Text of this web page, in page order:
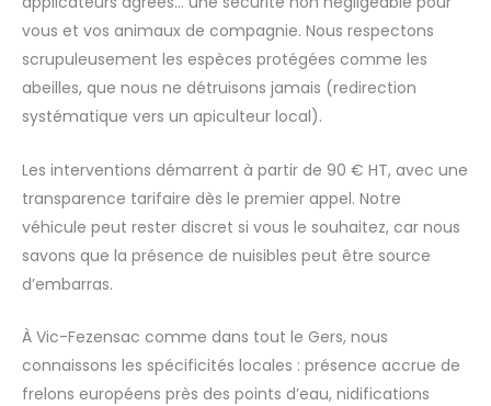
vous et vos animaux de compagnie. Nous respectons
scrupuleusement les espèces protégées comme les
abeilles, que nous ne détruisons jamais (redirection
systématique vers un apiculteur local).
Les interventions démarrent à partir de 90 € HT, avec une
transparence tarifaire dès le premier appel. Notre
véhicule peut rester discret si vous le souhaitez, car nous
savons que la présence de nuisibles peut être source
d’embarras.
À Vic-Fezensac comme dans tout le Gers, nous
connaissons les spécificités locales : présence accrue de
frelons européens près des points d’eau, nidifications